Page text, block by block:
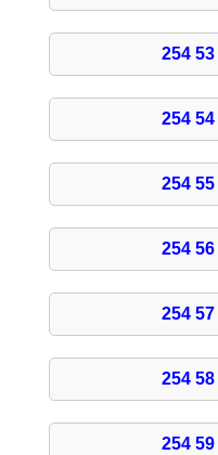
254 53
254 54
254 55
254 56
254 57
254 58
254 59